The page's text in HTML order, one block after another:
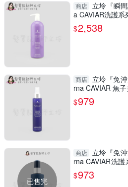
商店
立坽『瞬
a CAVIAR洗護
03
$2,538
商店
立坽『免
rna CAVIAR 魚
M01
$979
已售完
商店
立坽『免
rna CAVIAR洗
HH10
$973